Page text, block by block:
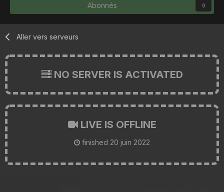
Abonnés 0
Aller vers serveurs
NO SERVER IS ACTIVATED
LIVE IS OFFLINE
finished 20 juin 2022